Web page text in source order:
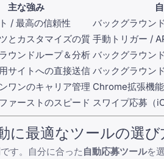
主な強み
/ 最高の信頼性
バックグラウン
とカスタマイズの質 手動トリガー /
ウンドループ＆分析 バックグラウン
サイトへの直接送信 バックグラウン
ワンのキャリア管理 Chrome拡張機
ァーストのスピード スワイプ応募（
に最適なツールの選び
す。自分に合った 自動応募ツールを